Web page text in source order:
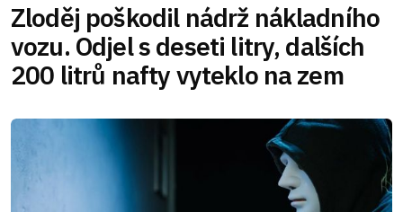
Zloděj poškodil nádrž nákladního
vozu. Odjel s deseti litry, dalších
200 litrů nafty vyteklo na zem